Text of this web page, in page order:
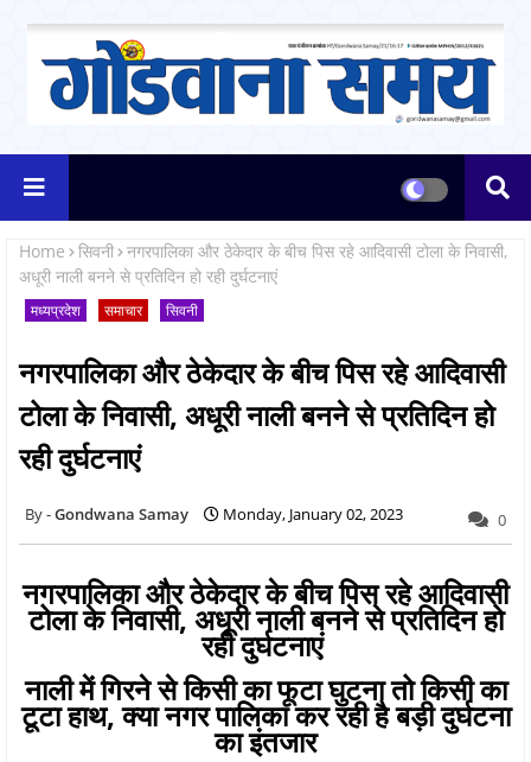
Home सिवनी नगरपालिका और ठेकेदार के बीच पिस रहे आदिवासी टोला के निवासी,
अधूरी नाली बनने से प्रतिदिन हो रही दुर्घटनाएं
मध्यप्रदेश समाचार सिवनी
नगरपालिका और ठेकेदार के बीच पिस रहे आदिवासी
टोला के निवासी, अधूरी नाली बनने से प्रतिदिन हो
रही दुर्घटनाएं
Gondwana Samay Monday, January 02, 2023 0
नगरपालिका और ठेकेदार के बीच पिस रहे आदिवासी
टोला के निवासी, अधूरी नाली बनने से प्रतिदिन हो
रही दुर्घटनाएं
नाली में गिरने से किसी का फूटा घुटना तो किसी का
टूटा हाथ, क्या नगर पालिका कर रही है बड़ी दुर्घटना
का इंतजार